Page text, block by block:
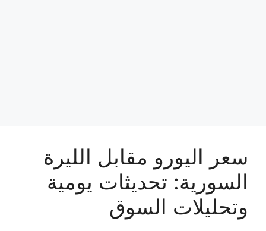
سعر اليورو مقابل الليرة
السورية: تحديثات يومية
وتحليلات السوق